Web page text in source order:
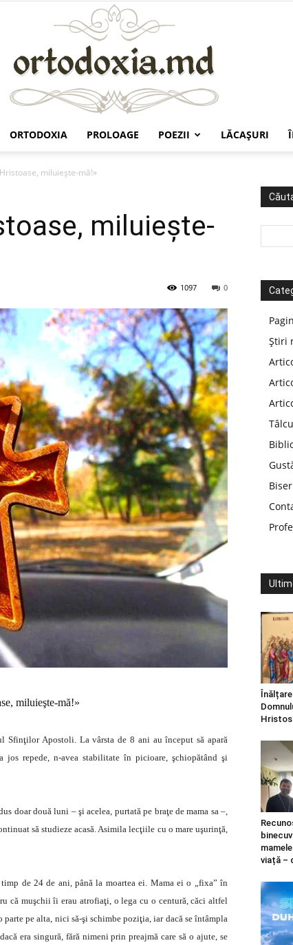
ORTODOXIA PROLOAGE POEZII LĂCAŞURI
miluieşte-mă!»
miluieşte-
0
1097
miluieşte-mă!»
Sfinţilor Apostoli. La vârsta de 8 ani au început să apară
repede, n-avea stabilitate în picioare, şchiopătând şi
doar două luni – şi acelea, purtată pe braţe de mama sa –,
să studieze acasă. Asimila lecţiile cu o mare uşurinţă,
de 24 de ani, până la moartea ei. Mama ei o „fixa” în
că muşchii îi erau atrofiaţi, o lega cu o centură, căci altfel
pe alta, nici să-şi schimbe poziţia, iar dacă se întâmpla
era singură, fără nimeni prin preajmă care să o ajute, se
Știri
Hristos
viață –